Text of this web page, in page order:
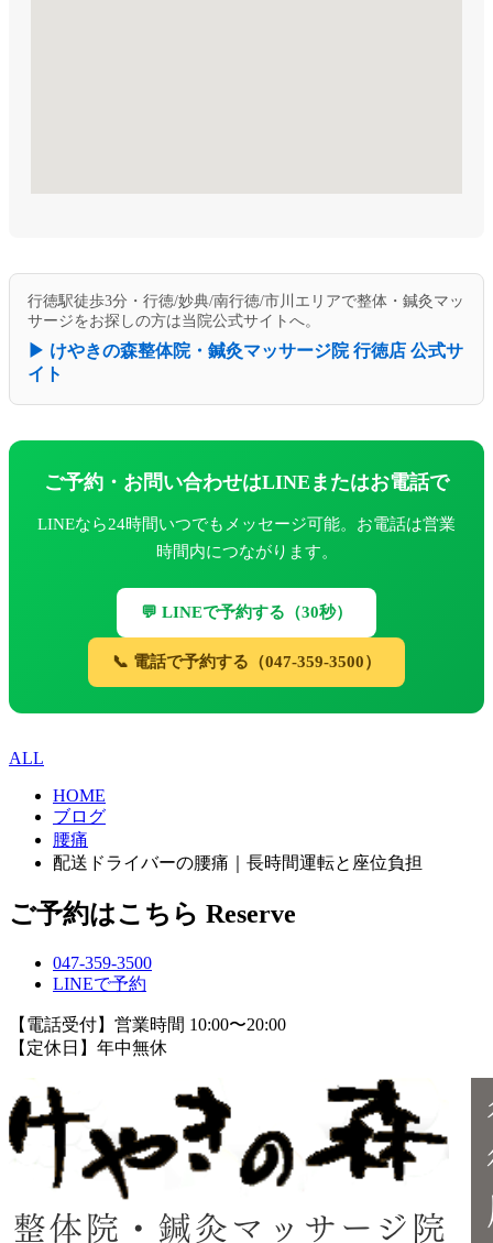
行徳駅徒歩3分・行徳/妙典/南行徳/市川エリアで整体・鍼灸マッ
サージをお探しの方は当院公式サイトへ。
▶ けやきの森整体院・鍼灸マッサージ院 行徳店 公式サ
イト
ご予約・お問い合わせはLINEまたはお電話で
LINEなら24時間いつでもメッセージ可能。お電話は営業
時間内につながります。
💬 LINEで予約する（30秒）
📞 電話で予約する（047-359-3500）
ALL
HOME
ブログ
腰痛
配送ドライバーの腰痛｜長時間運転と座位負担
ご予約はこちら Reserve
047-359-3500
LINEで予約
【電話受付】営業時間 10:00〜20:00
【定休日】年中無休